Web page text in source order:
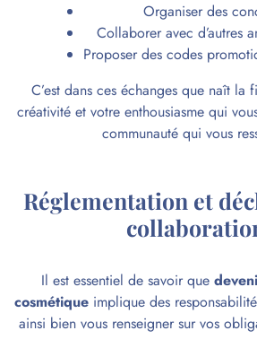
Organiser des
Collaborer avec d’autres
Proposer des codes
C’est dans ces échanges que naît la
créativité et votre enthousiasme qui
communauté qui vous
Réglementation et
Il est essentiel de savoir que
cosmétique implique des
ainsi bien vous renseigner sur vos